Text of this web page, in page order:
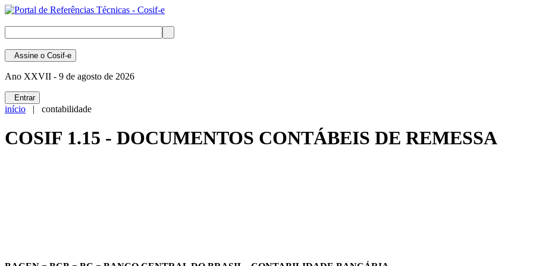
Assine o Cosif-e
Ano XXVII - 9 de agosto de 2026
Entrar
início | contabilidade
COSIF 1.15 - DOCUMENTOS CONTÁBEIS DE REMESSA